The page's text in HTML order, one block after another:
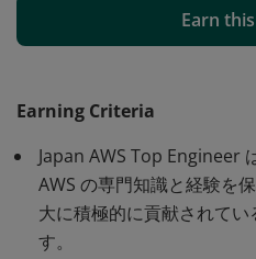
ことを示します。「Japan
とは、AWS Partner Network
表彰プログラムです。特定の
る方、または技術力を発揮し
がある方を、Japan AWS
Japan が審査し選出した方の
Earn
Earning Criteria
Japan AWS Top Engineer
AWS の専門知識と経験を
大に積極的に貢献されてい
す。